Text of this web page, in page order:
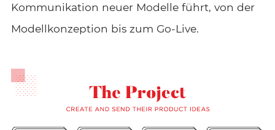
Kommunikation neuer Modelle führt, von der
Modellkonzeption bis zum Go-Live.